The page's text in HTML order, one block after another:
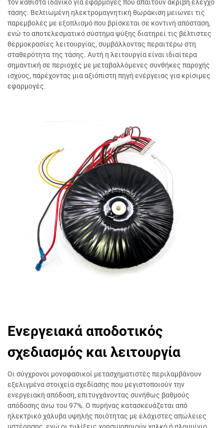
τον καθιστά ιδανικό για εφαρμογές που απαιτούν ακριβή έλεγχο
τάσης. Βελτιωμένη ηλεκτρομαγνητική θωράκιση μειώνει τις
παρεμβολές με εξοπλισμό που βρίσκεται σε κοντινή απόσταση,
ενώ το αποτελεσματικό σύστημα ψύξης διατηρεί τις βέλτιστες
θερμοκρασίες λειτουργίας, συμβάλλοντας περαιτέρω στη
σταθερότητα της τάσης. Αυτή η λειτουργία είναι ιδιαίτερα
σημαντική σε περιοχές με μεταβαλλόμενες συνθήκες παροχής
ισχύος, παρέχοντας μια αξιόπιστη πηγή ενέργειας για κρίσιμες
εφαρμογές.
Ενεργειακά αποδοτικός
σχεδιασμός και λειτουργία
Οι σύγχρονοι μονοφασικοί μετασχηματιστές περιλαμβάνουν
εξελιγμένα στοιχεία σχεδίασης που μεγιστοποιούν την
ενεργειακή απόδοση, επιτυγχάνοντας συνήθως βαθμούς
απόδοσης άνω του 97%. Ο πυρήνας κατασκευάζεται από
ηλεκτρικό χάλυβα υψηλής ποιότητας με ελάχιστες απώλειες
υστέρησης, ενώ οι τυλίξεις χρησιμοποιούν χαλκό ή αλουμίνιο